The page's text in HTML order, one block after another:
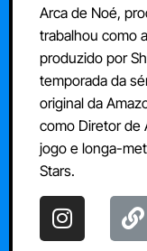
Arca de Noé,
trabalhou como
produzido por
temporada da
original da
como Diretor de
jogo e longa-
Stars.